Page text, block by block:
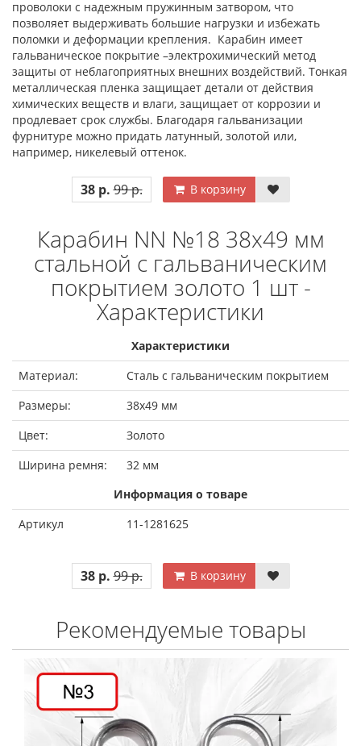
проволоки с надежным пружинным затвором, что
позволяет выдерживать большие нагрузки и избежать
поломки и деформации крепления. Карабин имеет
гальваническое покрытие –электрохимический метод
защиты от неблагоприятных внешних воздействий. Тонкая
металлическая пленка защищает детали от действия
химических веществ и влаги, защищает от коррозии и
продлевает срок службы. Благодаря гальванизации
фурнитуре можно придать латунный, золотой или,
например, никелевый оттенок.
38 р. 99 р. В корзину
Карабин NN №18 38х49 мм
стальной с гальваническим
покрытием золото 1 шт -
Характеристики
Характеристики
Материал:
Сталь с гальваническим покрытием
Размеры:
38х49 мм
Цвет:
Золото
Ширина ремня:
32 мм
Информация о товаре
Артикул
11-1281625
38 р. 99 р. В корзину
Рекомендуемые товары